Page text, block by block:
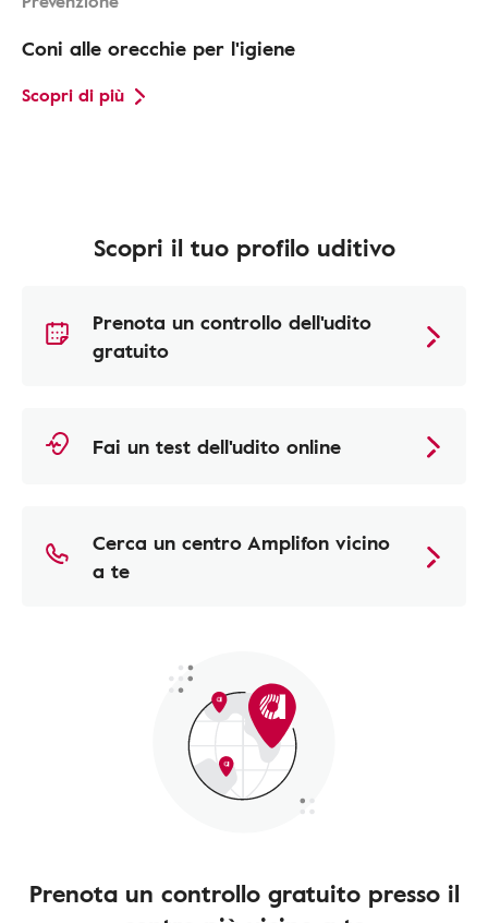
Coni alle orecchie per l'igiene
Scopri di più
Scopri il tuo profilo uditivo
Prenota un controllo dell'udito
gratuito
Fai un test dell'udito online
Cerca un centro Amplifon vicino
a te
Prenota un controllo gratuito presso il